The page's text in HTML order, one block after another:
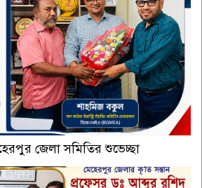
জেলা সমিতির শুভেচ্ছা